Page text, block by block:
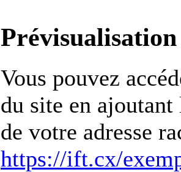
Vous pouvez
du site en
de votre adresse
https://ift.cx/